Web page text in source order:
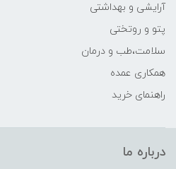
آرایشی و بهداشتی
پتو و روتختی
سلامت،طب و درمان
همکاری عمده
راهنمای خرید
درباره ما